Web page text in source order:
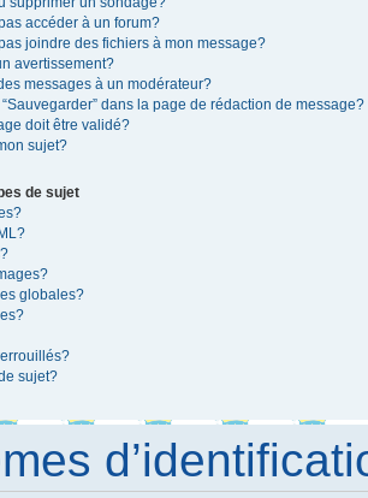
accéder à un forum?
joindre des fichiers à mon message?
avertissement?
messages à un modérateur?
dans la page de rédaction de message?
doit être validé?
sujet?
de sujet
globales?
sujet?